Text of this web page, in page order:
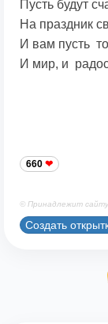
Пусть будут
На праздник
И вам пусть
И мир, и
660
© Принадлежит
Создать